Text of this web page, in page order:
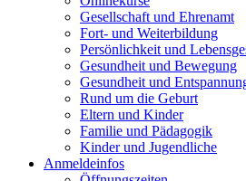
Gesellschaft und Ehrenamt
Fort- und Weiterbildung
Persönlichkeit und
Gesundheit und Bewegung
Gesundheit und
Rund um die Geburt
Eltern und Kinder
Familie und Pädagogik
Kinder und Jugendliche
Anmeldeinfos